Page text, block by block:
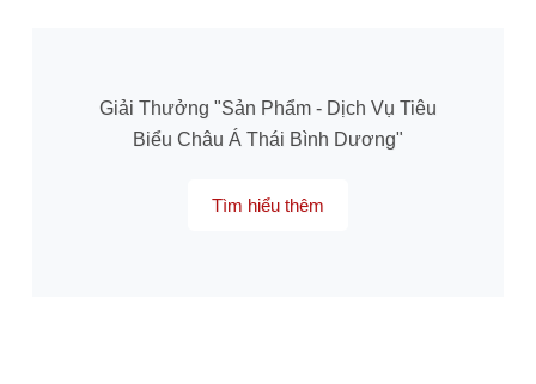
Giải Thưởng "Sản Phẩm - Dịch Vụ Tiêu
Biểu Châu Á Thái Bình Dương"
Tìm hiểu thêm